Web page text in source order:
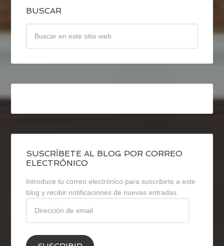
BUSCAR
SUSCRÍBETE AL BLOG POR CORREO
ELECTRÓNICO
Introduce tu correo electrónico para suscribirte a este
blog y recibir notificaciones de nuevas entradas.
email